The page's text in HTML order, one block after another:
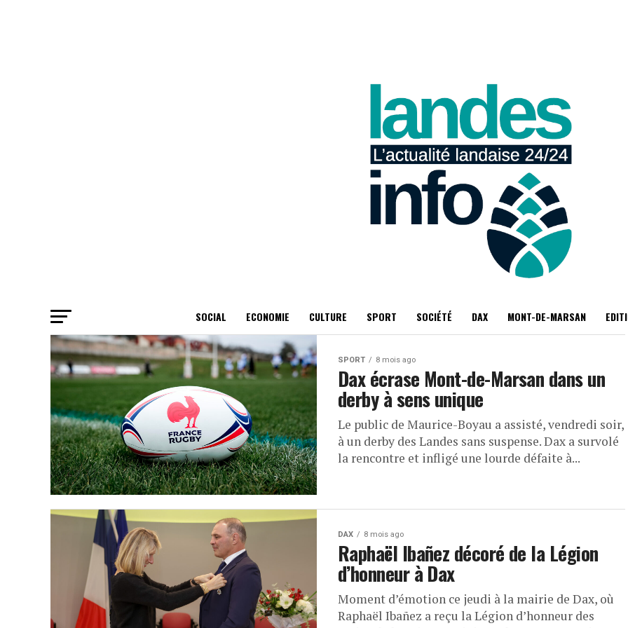
SOCIAL ECONOMIE CULTURE SPORT SOCIÉTÉ DAX MONT-DE-MARSAN
SPORT 8 mois ago
Dax écrase Mont-de-Marsan dans un
derby à sens unique
Le public de Maurice-Boyau a assisté, vendredi soir,
à un derby des Landes sans suspense. Dax a survolé
la rencontre et infligé une lourde défaite à...
DAX 8 mois ago
Raphaël Ibañez décoré de la Légion
d’honneur à Dax
Moment d’émotion ce jeudi à la mairie de Dax, où
Raphaël Ibañez a reçu la Légion d’honneur des